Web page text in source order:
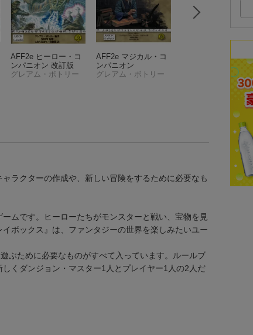
AFF2e ヒーロー・コ
ンパニオン 改訂版
グレアム・ボトリー
AFF2e マジカル・コ
ンパニオン
グレアム・ボトリー
-ファンタジー世界の
ラクターの作成や、新しい冒険をするために必要なも
ムです。ヒーローたちがモンスターと戦い、宝物を見
ボックス』は、ファンタジーの世界を楽しみたいユー
ぶために必要なものがすべて入っています。ルールブ
くダンジョン・マスター1人とプレイヤー1人の2人だ